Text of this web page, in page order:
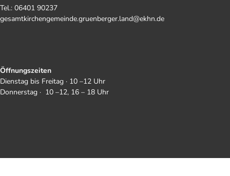
Tel.: 06401 90237
gesamtkirchengemeinde.gruenberger.land@ekhn.de
Öffnungszeiten
Dienstag bis Freitag · 10 –12 Uhr
Donnerstag · 10 –12, 16 – 18 Uhr